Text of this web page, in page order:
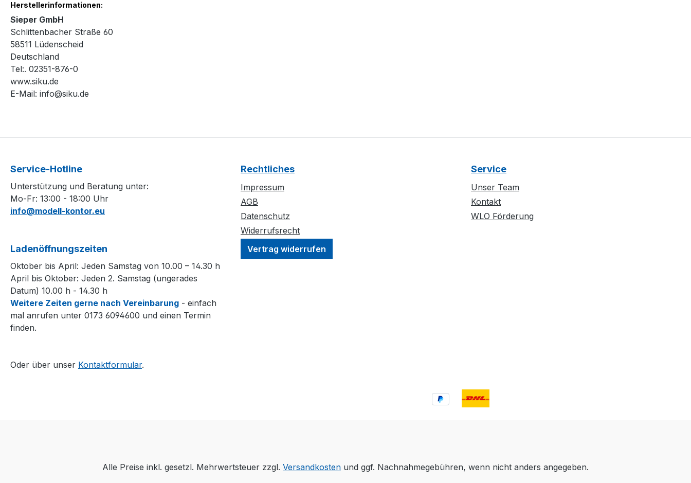
Herstellerinformationen:
Sieper GmbH
Schlittenbacher Straße 60
58511 Lüdenscheid
Deutschland
Tel:. 02351-876-0
www.siku.de
E-Mail: info@siku.de
Service-Hotline
Unterstützung und Beratung unter:
Mo-Fr: 13:00 - 18:00 Uhr
info@modell-kontor.eu
Ladenöffnungszeiten
Oktober bis April: Jeden Samstag von 10.00 – 14.30 h
April bis Oktober: Jeden 2. Samstag (ungerades
Datum) 10.00 h - 14.30 h
Weitere Zeiten gerne nach Vereinbarung - einfach
mal anrufen unter 0173 6094600 und einen Termin
finden.
Oder über unser Kontaktformular.
Rechtliches
Impressum
AGB
Datenschutz
Widerrufsrecht
Vertrag widerrufen
Service
Unser Team
Kontakt
WLO Förderung
Alle Preise inkl. gesetzl. Mehrwertsteuer zzgl. Versandkosten und ggf. Nachnahmegebühren, wenn nicht anders angegeben.